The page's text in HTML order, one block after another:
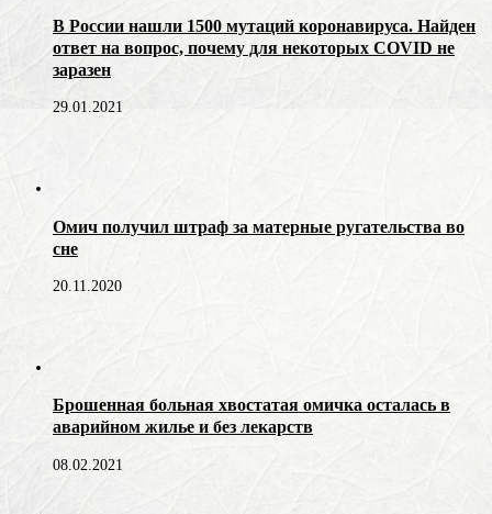
В России нашли 1500 мутаций коронавируса. Найден
ответ на вопрос, почему для некоторых COVID не
заразен
29.01.2021
Омич получил штраф за матерные ругательства во
сне
20.11.2020
Брошенная больная хвостатая омичка осталась в
аварийном жилье и без лекарств
08.02.2021